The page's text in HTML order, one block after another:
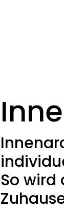
So wird